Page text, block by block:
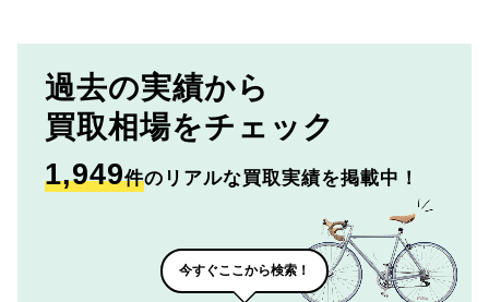
過去の実績から
買取相場をチェック
1,949件のリアルな買取実績を掲載中！
今すぐここから検索！